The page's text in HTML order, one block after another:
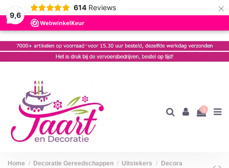
9,6
614 Reviews ×
0
Home Decoratie Gereedschappen Uitstekers
Decora